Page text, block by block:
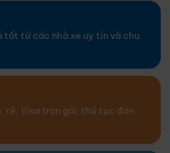
tốt từ các nhà xe uy tín và chu
rẻ. Visa trọn gói, thủ tục đơn